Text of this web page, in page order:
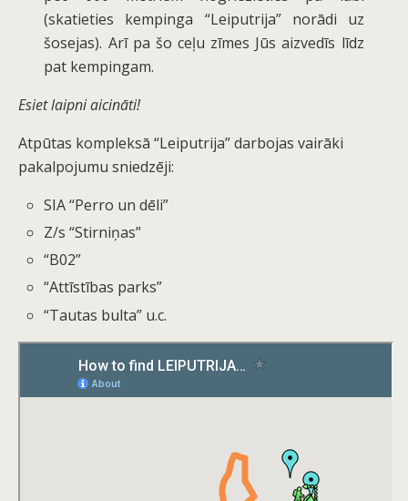
(skatieties kempinga “Leiputrija” norādi uz
šosejas). Arī pa šo ceļu zīmes Jūs aizvedīs līdz
pat kempingam.
Esiet laipni aicināti!
Atpūtas kompleksā “Leiputrija” darbojas vairāki
pakalpojumu sniedzēji:
SIA “Perro un dēli”
Z/s “Stirniņas”
“B02”
“Attīstības parks”
“Tautas bulta” u.c.